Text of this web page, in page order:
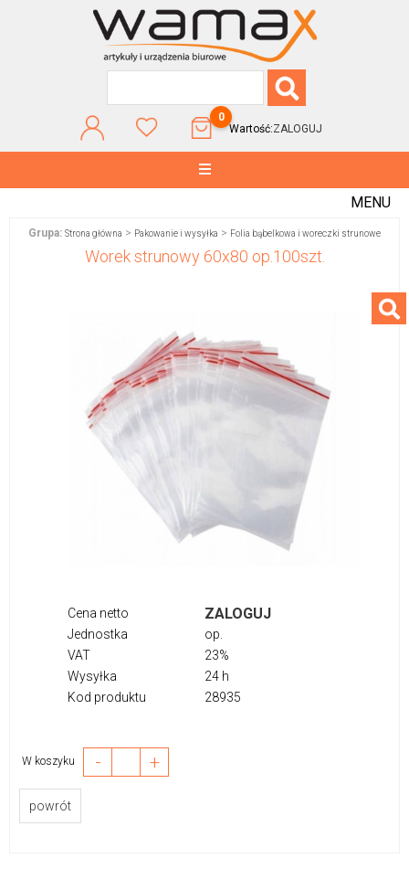
0
Wartość:ZALOGUJ
MENU
Grupa: Strona główna > Pakowanie i wysyłka > Folia bąbelkowa i woreczki strunowe
Worek strunowy 60x80 op.100szt.
Cena netto ZALOGUJ
Jednostka
op.
VAT
23%
Wysyłka
24 h
Kod produktu
28935
W koszyku - +
powrót